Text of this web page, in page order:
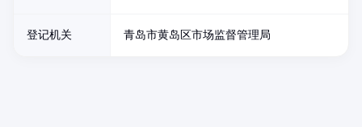
登记机关 青岛市黄岛区市场监督管理局